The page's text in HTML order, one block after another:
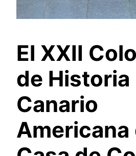
El XXII
de Historia
Canario
Americana